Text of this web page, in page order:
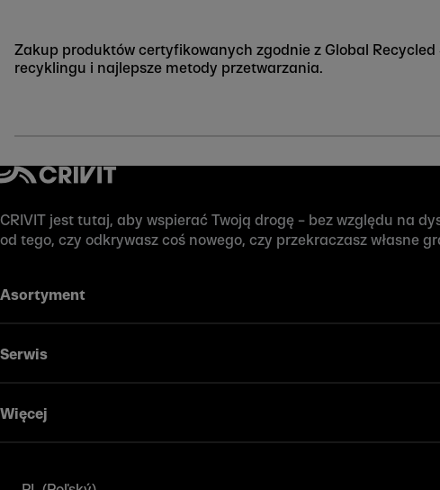
Zakup produktów certyfikowanych zgodnie z Global
recyklingu i najlepsze metody przetwarzania.
CRIVIT jest tutaj, aby wspierać Twoją drogę – bez względu na
od tego, czy odkrywasz coś nowego, czy przekraczasz własne
Asortyment
Serwis
Więcej